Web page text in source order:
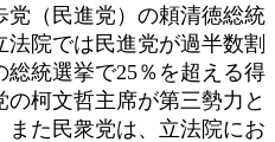
（民進党）の頼清徳総統
院では民進党が過半数割
統選挙で25％を超える得
柯文哲主席が第三勢力と
また民衆党は、立法院にお